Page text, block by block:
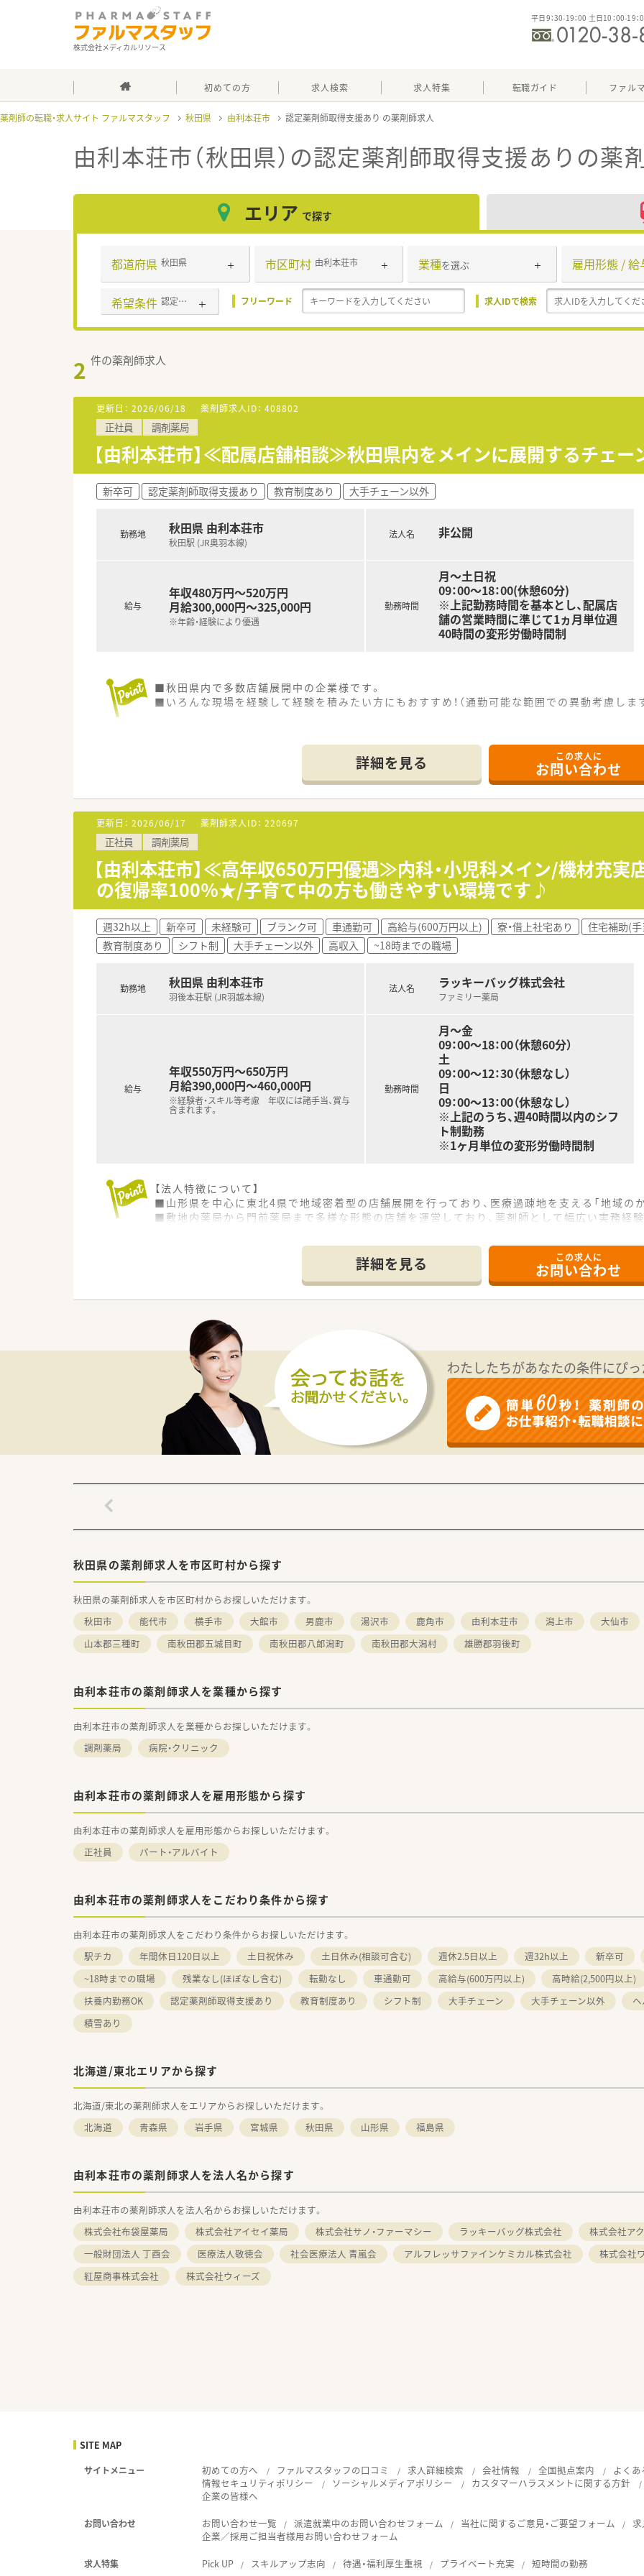
株式会社メディカルリソース
平日9：30-19：00 土日10：00-19：
初めての方 求人検索 求人特集 転職ガイド ファル
薬剤師の転職・求人サイト ファルマスタッフ 秋田県 由利本荘市 認定薬剤師取得支援あり
由利本荘市（秋田県）の認定薬剤師取得支援あり の薬
エリア で探す
都道府県 秋田県 市区町村 由利本荘市 業種を選ぶ 雇用形態 / 給
希望条件 認定薬剤師取得支援あり フリーワード 求人IDで検索
2 件の薬剤師求人
更新日： 2026/06/18 薬剤師求人ID： 408802
正社員 調剤薬局
【由利本荘市】≪配属店舗相談≫秋田県内をメインに展開するチェー
新卒可 認定薬剤師取得支援あり 教育制度あり 大手チェーン以外
勤務地 秋田県 由利本荘市
秋田駅 (JR奥羽本線)
給与
年収480万円～520万円
月給300,000円～325,000円
※年齢・経験により優遇
法人名 非公開
勤務時間
月～土日祝
09：00～18：00(休憩60分)
※上記勤務時間を基本とし、配属店
舗の営業時間に準じて1ヵ月単位週
40時間の変形労働時間制
■秋田県内で多数店舗展開中の企業様です。
■いろんな現場を経験して経験を積みたい方にもおすすめ！（通勤可能な範囲での異動考慮します
詳細を見る この求人に
お問い合わせ
更新日： 2026/06/17 薬剤師求人ID： 220697
正社員 調剤薬局
【由利本荘市】≪高年収650万円優遇≫内科・小児科メイン/機材充実
の復帰率100％★/子育て中の方も働きやすい環境です♪
週32h以上 新卒可 未経験可 ブランク可 車通勤可 高給与(600万円以上) 寮・借上社宅あり 住宅補助(手
教育制度あり
シフト制 大手チェーン以外 高収入 ~18時までの職場
勤務地 秋田県 由利本荘市
羽後本荘駅 (JR羽越本線)
給与
年収550万円～650万円
月給390,000円～460,000円
※経験者・スキル等考慮 年収には諸手当、賞与
含まれます。
法人名 ラッキーバッグ株式会社
ファミリー薬局
勤務時間
月～金
09：00～18：00（休憩60分）
土
09：00～12：30（休憩なし）
日
09：00～13：00（休憩なし）
※上記のうち、週40時間以内のシフ
ト制勤務
※1ヶ月単位の変形労働時間制
【法人特徴について】
■山形県を中心に東北4県で地域密着型の店舗展開を行っており、医療過疎地を支える「地域の
■敷地内薬局から門前薬局まで多様な形態の店舗を運営しており、薬剤師として幅広い実務経験
■羽後本荘駅から徒歩16分の場所に位置し、内科や小児科をメインに1日平均160枚の処方箋を
■薬剤師は常勤3名と派遣1名、事務3名の体制を整えており、1人あたりの処方箋枚数を約30枚
■近隣のクリニックと良好な関係を築いており、多品目の処方箋を取り扱うことで幅広い疾患
【求人情報について】
■年収は550万円から最大650万円まで相談可能であり、経験やスキルを正当に評価して給与条
■住宅手当や地域手当などの各種手当が充実しており、遠方からの入職を希望される方には借
■年間休日は125日と非常に多く、ワークライフバランスを重視しながら高年収を目指したい
【職場環境と雰囲気】
■設備投資に非常に積極的な企業風土があり、最新の調剤機器を導入することで対人業務に専
■男女比は1対1とバランスが良く、特に男性薬剤師も多く活躍しており、互いにサポートし合
■3歳までの子に紙おむつを現物支給する制度があり、復職後も同僚から温かく迎え入れられる
詳細を見る この求人に
お問い合わせ
わたしたちがあなたの条件にぴ
秋田県の薬剤師求人を市区町村から探す
秋田県の薬剤師求人を市区町村からお探しいただけます。
秋田市
能代市 横手市 大館市 男鹿市 湯沢市 鹿角市 由利本荘市 潟上市 大仙市
山本郡三種町
南秋田郡五城目町 南秋田郡八郎潟町 南秋田郡大潟村 雄勝郡羽後町
由利本荘市の薬剤師求人を業種から探す
由利本荘市の薬剤師求人を業種からお探しいただけます。
調剤薬局
病院・クリニック
由利本荘市の薬剤師求人を雇用形態から探す
由利本荘市の薬剤師求人を雇用形態からお探しいただけます。
正社員
パート・アルバイト
由利本荘市の薬剤師求人をこだわり条件から探す
由利本荘市の薬剤師求人をこだわり条件からお探しいただけます。
駅チカ
年間休日120日以上 土日祝休み 土日休み(相談可含む) 週休2.5日以上 週32h以上 新卒可
~18時までの職場
残業なし(ほぼなし含む) 転勤なし 車通勤可 高給与(600万円以上) 高時給(2,500円以上)
扶養内勤務OK
認定薬剤師取得支援あり 教育制度あり シフト制 大手チェーン 大手チェーン以外
積雪あり
北海道/東北エリアから探す
北海道/東北の薬剤師求人をエリアからお探しいただけます。
北海道
青森県 岩手県 宮城県 秋田県 山形県 福島県
由利本荘市の薬剤師求人を法人名から探す
由利本荘市の薬剤師求人を法人名からお探しいただけます。
株式会社布袋屋薬局
株式会社アイセイ薬局 株式会社サノ・ファーマシー ラッキーバッグ株式会社 株式会社ア
一般財団法人 丁酉会
医療法人敬徳会 社会医療法人 青嵐会 アルフレッサファインケミカル株式会社 株式会社
紅屋商事株式会社
株式会社ウィーズ
SITE MAP
サイトメニュー 初めての方へ ファルマスタッフの口コミ 求人詳細検索 会社情報 全国拠点案内 よくあ
情報セキュリティポリシー
ソーシャルメディアポリシー カスタマーハラスメントに関する方針
企業の皆様へ
お問い合わせ お問い合わせ一覧 派遣就業中のお問い合わせフォーム 当社に関するご意見・ご要望フォーム
企業／採用ご担当者様用お問い合わせフォーム
求人特集 Pick UP スキルアップ志向 待遇・福利厚生重視 プライベート充実 短時間の勤務